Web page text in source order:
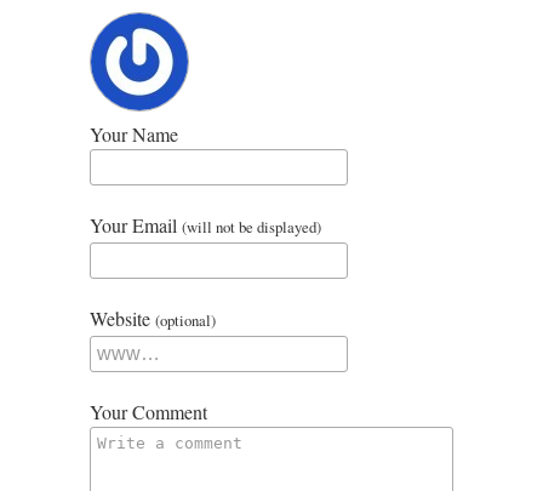
Your Name
Your Email (will not be displayed)
Website (optional)
Your Comment